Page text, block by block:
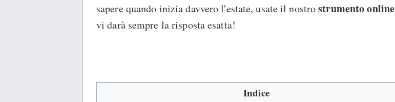
sapere quando inizia davvero l'estate, usate il nostrostrumento online
vi darà sempre la risposta esatta!
Indice